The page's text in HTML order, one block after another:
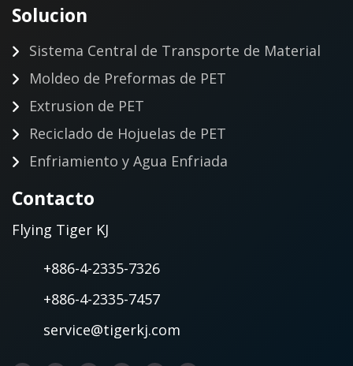
Solucion
Sistema Central de Transporte de Material
Moldeo de Preformas de PET
Extrusion de PET
Reciclado de Hojuelas de PET
Enfriamiento y Agua Enfriada
Contacto
Flying Tiger KJ
+886-4-2335-7326
+886-4-2335-7457
service@tigerkj.com